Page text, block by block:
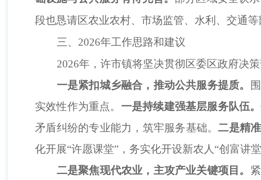
段也恳请区农业农村、市场监管、水利、交通
三、 2026年工作思路和建议
2026年，许市镇将坚决贯彻 区委 区政府决
一是紧扣城乡融合，推动公共服务提质。
实效性作为重点。 一是持续建强基层服务队伍。
矛盾纠纷的专业能力，筑牢服务基础。二是精
化开展“许愿课堂”， 务实化开设新农人“创富讲
二是聚焦现代农业，主攻产业关键项目 。